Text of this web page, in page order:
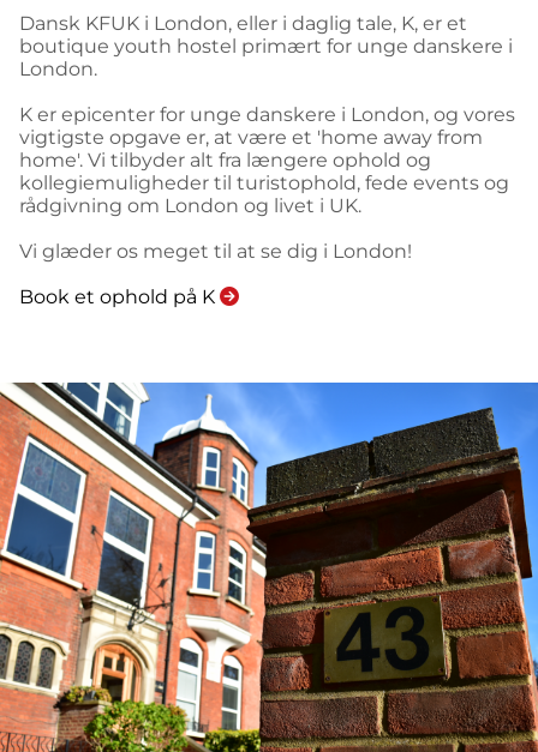
Dansk KFUK i London, eller i daglig tale, K, er et
boutique youth hostel primært for unge danskere i
London.
K er epicenter for unge danskere i London, og vores
vigtigste opgave er, at være et 'home away from
home'. Vi tilbyder alt fra længere ophold og
kollegiemuligheder til turistophold, fede events og
rådgivning om London og livet i UK.
Vi glæder os meget til at se dig i London!
Book et ophold på K 